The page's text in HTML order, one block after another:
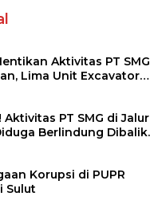
Aktivitas PT SMG
Lima Unit Excavator
Aktivitas PT SMG di Jalur
Berlindung Dibalik
Korupsi di PUPR
Sulut